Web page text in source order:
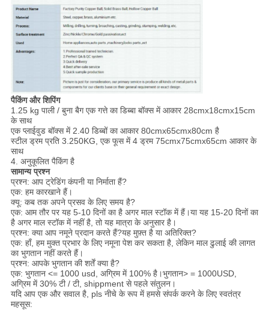
पैकिंग और शिपिंग
1.25 kg पाली / बुना बैग एक गत्ते का डिब्बा बॉक्स में आकार 28cmx18cmx15cm
के साथ
एक प्लाईवुड बॉक्स में 2.40 डिब्बों का आकार 80cmx65cmx80cm है
स्टील ड्रम प्रति 3.250KG, एक फूस में 4 ड्रम 75cmx75cmx65cm आकार के
साथ
4. अनुकूलित पैकिंग है
सामान्य प्रश्न
प्रश्न: आप ट्रेडिंग कंपनी या निर्माता हैं?
एक: हम कारखाने हैं।
क्यू: कब तक अपने प्रसव के लिए समय है?
एक: आम तौर पर यह 5-10 दिनों का है अगर माल स्टॉक में हैं।या यह 15-20 दिनों का
है अगर माल स्टॉक में नहीं है, तो यह मात्रा के अनुसार है।
प्रश्न: क्या आप नमूने प्रदान करते हैं?यह मुफ़्त है या अतिरिक्त?
एक: हाँ, हम मुक्त प्रभार के लिए नमूना पेश कर सकता है, लेकिन माल ढुलाई की लागत
का भुगतान नहीं करते हैं।
प्रश्न: आपके भुगतान की शर्तें क्या है?
एक: भुगतान <= 1000 usd, अग्रिम में 100% है।भुगतान> = 1000USD,
अग्रिम में 30% टी / टी, shippment से पहले संतुलन।
यदि आप एक और सवाल है, pls नीचे के रूप में हमसे संपर्क करने के लिए स्वतंत्र
महसूस: